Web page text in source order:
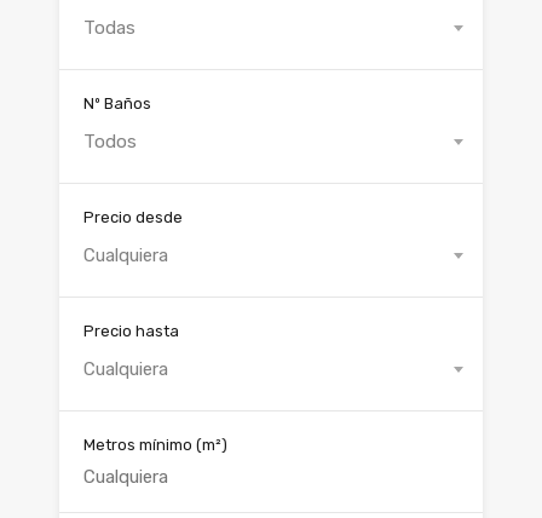
Todas
Nº Baños
Todos
Precio desde
Cualquiera
Precio hasta
Cualquiera
Metros mínimo (m²)